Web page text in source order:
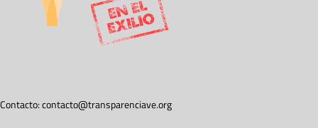
Contacto:contacto@transparenciave.org